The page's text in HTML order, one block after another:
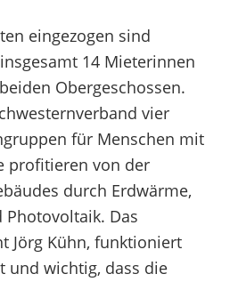
eingezogen sind
14 Mieterinnen
Obergeschossen.
vier
für Menschen mit
profitieren von der
durch Erdwärme,
Das
Jörg Kühn, funktioniert
und wichtig, dass die